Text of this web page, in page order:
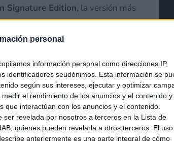
personal
información personal como direcciones IP,
identificadores seudónimos. Esta información se
según sus intereses, ejecutar y optimizar
el rendimiento de los anuncios y el contenido
que interactúan con los anuncios y el contenido.
ser revelada por nosotros a terceros en la Lista de
quienes pueden revelarla a otros terceros. El
anteriormente es una parte integral de cómo
Signature Edition, la versión más